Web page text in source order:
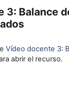
3: Balance
Vídeo docente 3:
abrir el recurso.